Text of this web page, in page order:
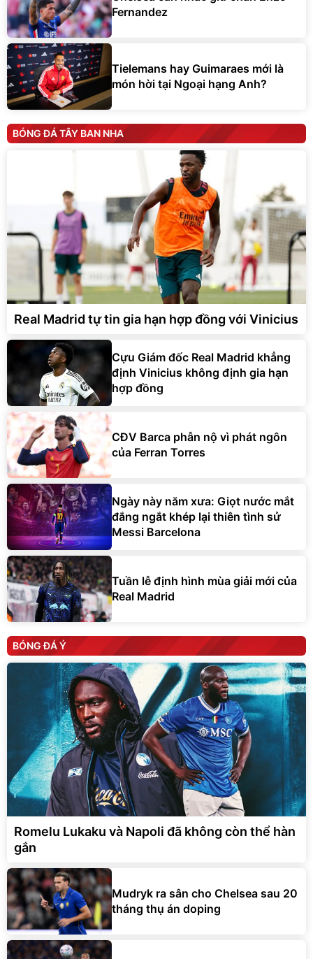
Fernandez
Tielemans hay Guimaraes mới là
món hời tại Ngoại hạng Anh?
BÓNG ĐÁ TÂY BAN NHA
Real Madrid tự tin gia hạn hợp đồng với Vinicius
Cựu Giám đốc Real Madrid khẳng
định Vinicius không định gia hạn
hợp đồng
CĐV Barca phẫn nộ vì phát ngôn
của Ferran Torres
Ngày này năm xưa: Giọt nước mắt
đắng ngắt khép lại thiên tình sử
Messi Barcelona
Tuần lễ định hình mùa giải mới của
Real Madrid
BÓNG ĐÁ Ý
Romelu Lukaku và Napoli đã không còn thể hàn
gắn
Mudryk ra sân cho Chelsea sau 20
tháng thụ án doping